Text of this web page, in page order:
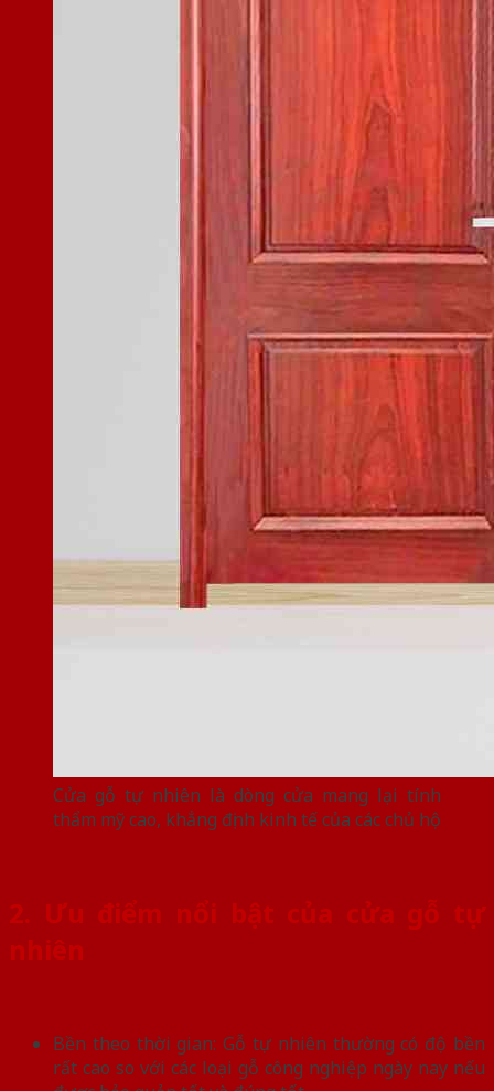
Cửa gỗ tự nhiên là dòng cửa mang lại tính
thẩm mỹ cao, khẳng định kinh tế của các chủ hộ
2. Ưu điểm nổi bật của cửa gỗ tự
nhiên
Bền theo thời gian: Gỗ tự nhiên thường có độ bền
rất cao so với các loại gỗ công nghiệp ngày nay nếu